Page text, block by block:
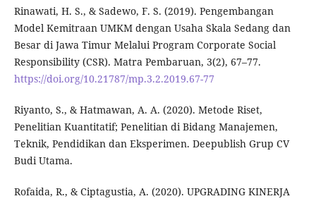
Rinawati, H. S., & Sadewo, F. S. (2019). Pengembangan
Model Kemitraan UMKM dengan Usaha Skala Sedang dan
Besar di Jawa Timur Melalui Program Corporate Social
Responsibility (CSR). Matra Pembaruan, 3(2), 67–77.
https://doi.org/10.21787/mp.3.2.2019.67-77
Riyanto, S., & Hatmawan, A. A. (2020). Metode Riset,
Penelitian Kuantitatif; Penelitian di Bidang Manajemen,
Teknik, Pendidikan dan Eksperimen. Deepublish Grup CV
Budi Utama.
Rofaida, R., & Ciptagustia, A. (2020). UPGRADING KINERJA